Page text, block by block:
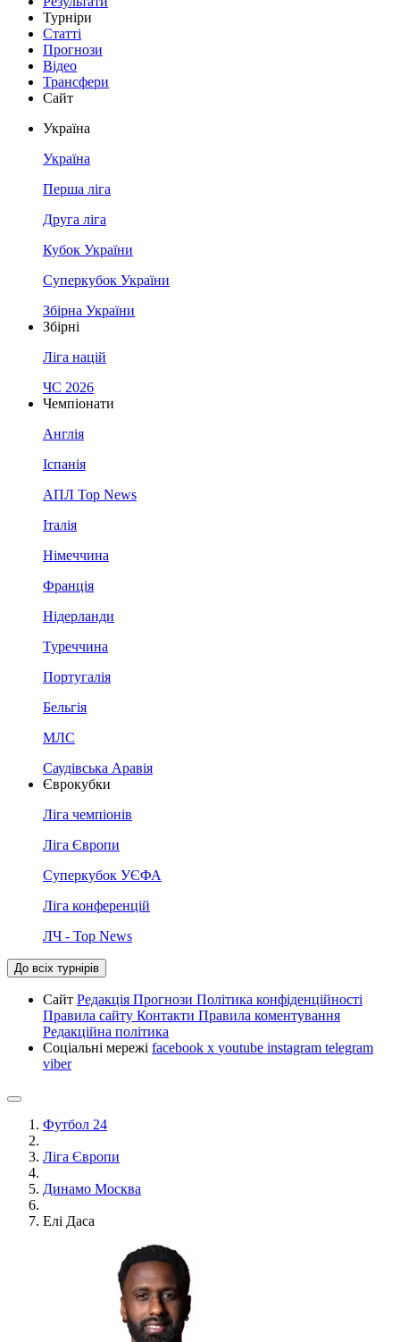
Турніри
Статті
Прогнози
Відео
Трансфери
Сайт
Україна
Україна
Перша ліга
Друга ліга
Кубок України
Суперкубок України
Збірна України
Збірні
Ліга націй
ЧС 2026
Чемпіонати
Англія
Іспанія
АПЛ Top News
Італія
Німеччина
Франція
Нідерланди
Туреччина
Португалія
Бельгія
МЛС
Саудівська Аравія
Єврокубки
Ліга чемпіонів
Ліга Європи
Суперкубок УЄФА
Ліга конференцій
ЛЧ - Top News
До всіх турнірів
Сайт Редакція Прогнози Політика конфіденційності
Правила сайту Контакти Правила коментування
Редакційна політика
Соціальні мережі facebook x youtube instagram telegram
viber
Футбол 24
Ліга Європи
Динамо Москва
Елі Даса